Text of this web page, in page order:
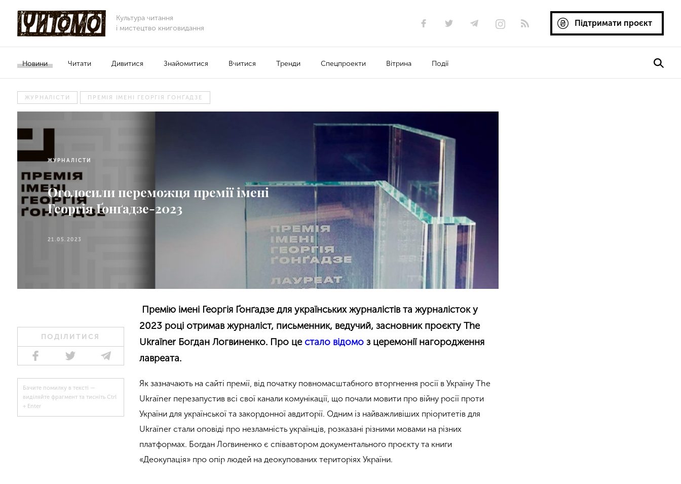
Культура читання
і мистецтво книговидання
Підтримати проєкт
Новини Читати Дивитися Знайомитися Вчитися Тренди Спецпроекти Вітрина Події
ЖУРНАЛІСТИ ПРЕМІЯ ІМЕНІ ГЕОРГІЯ ҐОНҐАДЗЕ
ЖУРНАЛІСТИ
Оголосили переможця премії імені
Георгія Ґонґадзе-2023
21.05.2023
ПОДІЛИТИСЯ
Бачите помилку в тексті —
виділяйте фрагмент та тисніть Ctrl
+ Enter
Премію імені Георгія Ґонґадзе для українських журналістів та журналісток у
2023 році отримав журналіст, письменник, ведучий, засновник проєкту The
Ukraїner Богдан Логвиненко. Про це стало відомо з церемонії нагородження
лавреата.
Як зазначають на сайті премії, від початку повномасштабного вторгнення росії в Україну The
Ukraїner перезапустив всі свої канали комунікації, що почали мовити про війну росії проти
України для української та закордонної авдиторії. Одним із найважливіших пріоритетів для
Ukraїner стали оповіді про незламність українців, розказані різними мовами на різних
платформах. Богдан Логвиненко є співавтором документального проєкту та книги
«Деокупація» про опір людей на деокупованих територіях України.